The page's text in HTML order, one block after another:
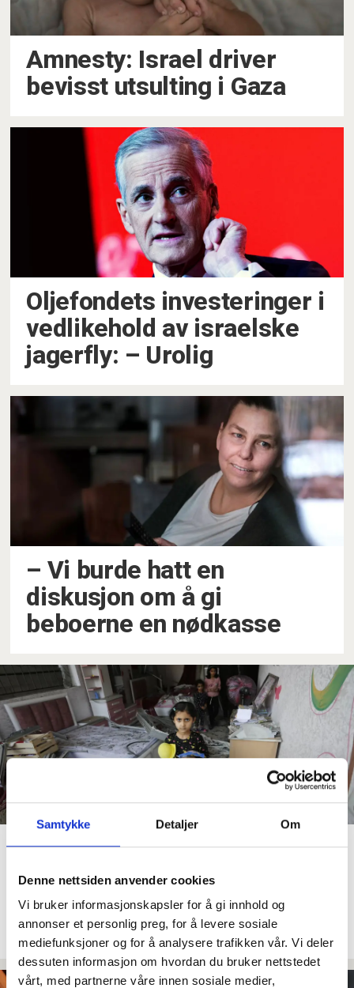
Samtykke Detaljer Om
Denne nettsiden anvender cookies
Vi bruker informasjonskapsler for å gi innhold og
annonser et personlig preg, for å levere sosiale
mediefunksjoner og for å analysere trafikken vår. Vi deler
dessuten informasjon om hvordan du bruker nettstedet
vårt, med partnerne våre innen sosiale medier,
Amnesty: Israel driver
bevisst utsulting i Gaza
Oljefondets investeringer i
vedlikehold av israelske
jagerfly: – Urolig
– Vi burde hatt en
diskusjon om å gi
beboerne en nødkasse
Vold mot barn i
konfliktsoner nådde
rekordhøyt nivå i fjor, ifølge
FN